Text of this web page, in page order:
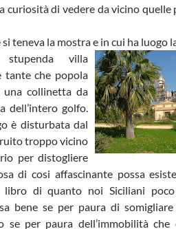
curiosità di vedere da vicino quelle
teneva la mostra e in cui ha luogo
villa
tante che popola
una collinetta da
dell’intero golfo.
è disturbata dal
troppo vicino
per distogliere
di cosi affascinante possa
di quanto noi Siciliani
bene se per paura di
se per paura dell’immobilità che